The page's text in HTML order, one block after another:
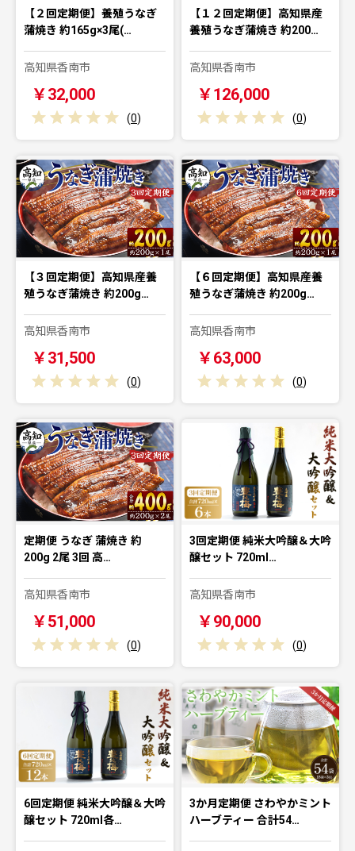
【２回定期便】養殖うなぎ
蒲焼き 約165g×3尾(…
高知県香南市
￥32,000
(0)
【１２回定期便】高知県産
養殖うなぎ蒲焼き 約200…
高知県香南市
￥126,000
(0)
【３回定期便】高知県産養
殖うなぎ蒲焼き 約200g…
高知県香南市
￥31,500
(0)
【６回定期便】高知県産養
殖うなぎ蒲焼き 約200g…
高知県香南市
￥63,000
(0)
定期便 うなぎ 蒲焼き 約
200g 2尾 3回 高…
高知県香南市
￥51,000
(0)
3回定期便 純米大吟醸＆大吟
醸セット 720ml…
高知県香南市
￥90,000
(0)
6回定期便 純米大吟醸＆大吟
醸セット 720ml各…
3か月定期便 さわやかミント
ハーブティー 合計54…